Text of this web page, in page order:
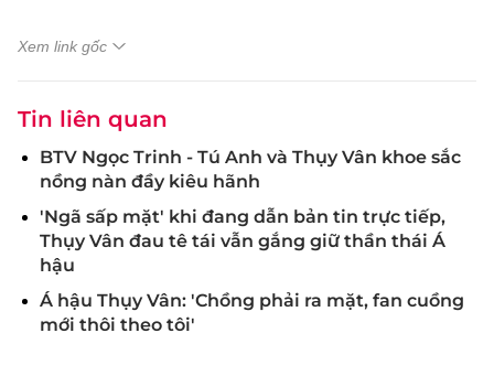
Xem link gốc
Tin liên quan
BTV Ngọc Trinh - Tú Anh và Thụy Vân khoe sắc
nồng nàn đầy kiêu hãnh
'Ngã sấp mặt' khi đang dẫn bản tin trực tiếp,
Thụy Vân đau tê tái vẫn gắng giữ thần thái Á
hậu
Á hậu Thụy Vân: 'Chồng phải ra mặt, fan cuồng
mới thôi theo tôi'